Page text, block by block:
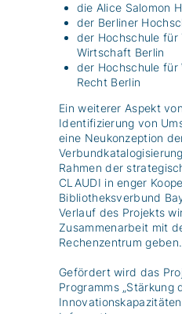
die Alice Salomon
der Berliner
der Hochschule für
Wirtschaft Berlin
der Hochschule
Recht Berlin
Ein weiterer Aspekt
Identifizierung von
eine Neukonzeption
Rahmen der
CLAUDI in enger
Bibliotheksverbund
Verlauf des Projekts
Zusammenarbeit mit
Rechenzentrum geben.
Gefördert wird das
Programms „Stärkung